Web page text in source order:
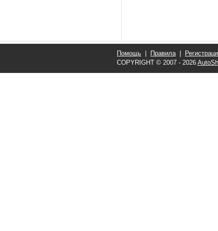
Помощь Правила|
COPYRIGHT © 2007 - 2026